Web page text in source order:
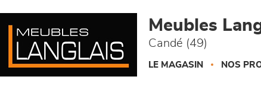
Meubles
Candé (49)
LE MAGASIN NOS